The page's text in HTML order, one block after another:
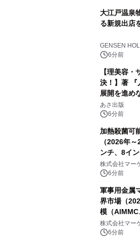
大江戸温泉
る新規出店
GENSEN
6分前
【理美容
決！】著 『
展開を進め
「多店舗展
24日（月）
あさ出版
6分前
加熱殺菌可
（2026年
ンチ、8イ
表
株式会社マー
6分前
軍事用金属
界市場（
模（AlMMC
レポートを
株式会社マー
6分前